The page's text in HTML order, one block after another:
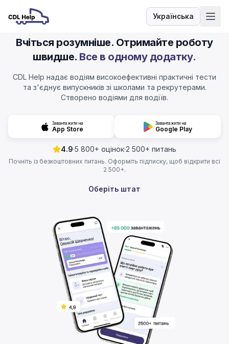
Українська
Мова
Вчіться розумніше. Отримайте роботу
швидше. Все в одному додатку.
CDL Help надає водіям високоефективні практичні тести
та з'єднує випускників зі школами та рекрутерами.
Створено водіями для водіїв.
Завантажити на
App Store
Завантажити на
Google Play
4.9·5 800+ оцінок·2 500+ питань
Почніть із безкоштовних питань. Оформіть підписку, щоб відкрити всі
2 500+.
Оберіть штат